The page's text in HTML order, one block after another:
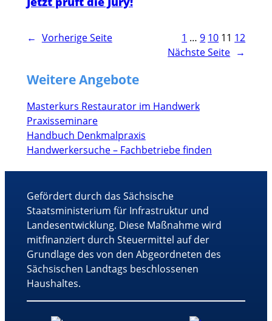
← Vorherige Seite 1 … 9 10 11 12
Nächste Seite →
Weitere Angebote
Masterkurs Restaurator im Handwerk
Praxisseminare
Handbuch Denkmalpraxis
Handwerkersuche – Fachbetriebe finden
Gefördert durch das Sächsische
Staatsministerium für Infrastruktur und
Landesentwicklung. Diese Maßnahme wird
mitfinanziert durch Steuermittel auf der
Grundlage des von den Abgeordneten des
Sächsischen Landtags beschlossenen
Haushaltes.